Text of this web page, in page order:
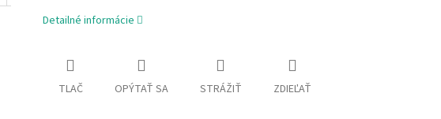
Detailné informácie
TLAČ OPÝTAŤ SA STRÁŽIŤ ZDIEĽAŤ